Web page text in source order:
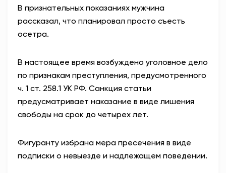
В признательных показаниях мужчина
рассказал, что планировал просто съесть
осетра.
В настоящее время возбуждено уголовное дело
по признакам преступления, предусмотренного
ч. 1 ст. 258.1 УК РФ. Санкция статьи
предусматривает наказание в виде лишения
свободы на срок до четырех лет.
Фигуранту избрана мера пресечения в виде
подписки о невыезде и надлежащем поведении.